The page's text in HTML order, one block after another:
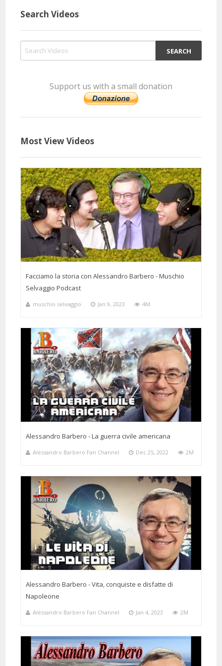
@giorgiafranco4186Said: 4 Months 11 Days 2 Hours 42 Minutes ago
Io ascolto il prof tutti i giorni, è una fonte inesauribile di cultura storica,
@candidariva7461Said: 4 Months 11 Days 5 Hours 11 Minutes ago
Ogni mattina prima cosa? Ascolto il Prof BARBERO, cosi la mia
immaginazione e' salva👏
Ormai e diventato un rituale per me, ascoltando prof. Barbero è come
leggere un libro. Grazie 🙏
@filipporandi7411Said: 4 Months 121 Hours 42 Minutes ago
Grazie Professore (Cit Piero Angela)
@faustofigone3824Said: 4 Months 5 Days 19 Hours 49 Minutes ago
Ha il dono di raccontare in modo avvincente la storia informandoci al
tempo stesso che della storia noi conosciamo quasi nulla
Search Videos
Support us with a small donation
Most View Videos
Facciamo la storia con Alessandro Barbero - Muschio
Selvaggio Podcast
muschio selvaggio Jan 9, 2023 4M
Alessandro Barbero - La guerra civile americana
Alessandro Barbero Fan Channel Dec 25, 2022 2M
Alessandro Barbero - Vita, conquiste e disfatte di
Napoleone
Alessandro Barbero Fan Channel Jan 4, 2023 2M